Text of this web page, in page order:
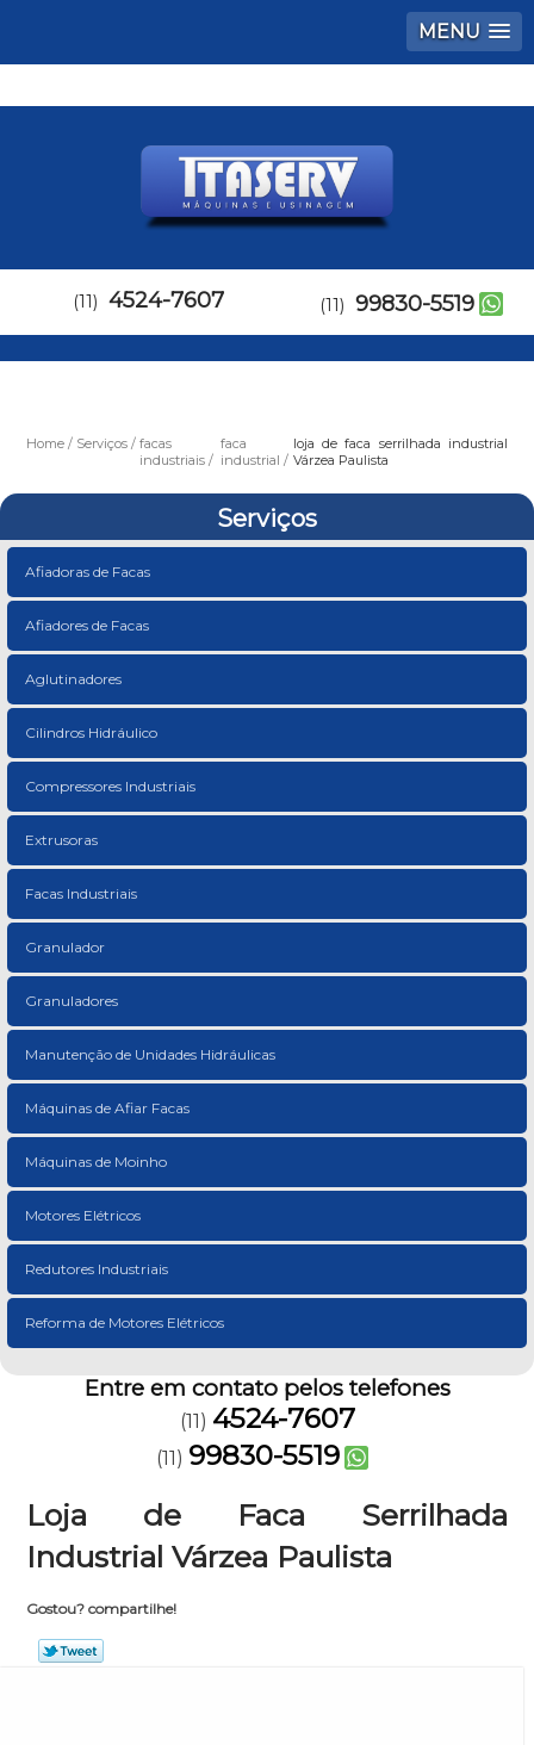
MENU
(11) 4524-7607 (11) 99830-5519
Home Serviços
facas
industriais
faca
industrial
loja de faca serrilhada industrial
Várzea Paulista
Serviços
Afiadoras de Facas
Afiadores de Facas
Aglutinadores
Cilindros Hidráulico
Compressores Industriais
Extrusoras
Facas Industriais
Granulador
Granuladores
Manutenção de Unidades Hidráulicas
Máquinas de Afiar Facas
Máquinas de Moinho
Motores Elétricos
Redutores Industriais
Reforma de Motores Elétricos
Entre em contato pelos telefones
(11) 4524-7607
(11) 99830-5519
Loja de Faca Serrilhada
Industrial Várzea Paulista
Gostou? compartilhe!